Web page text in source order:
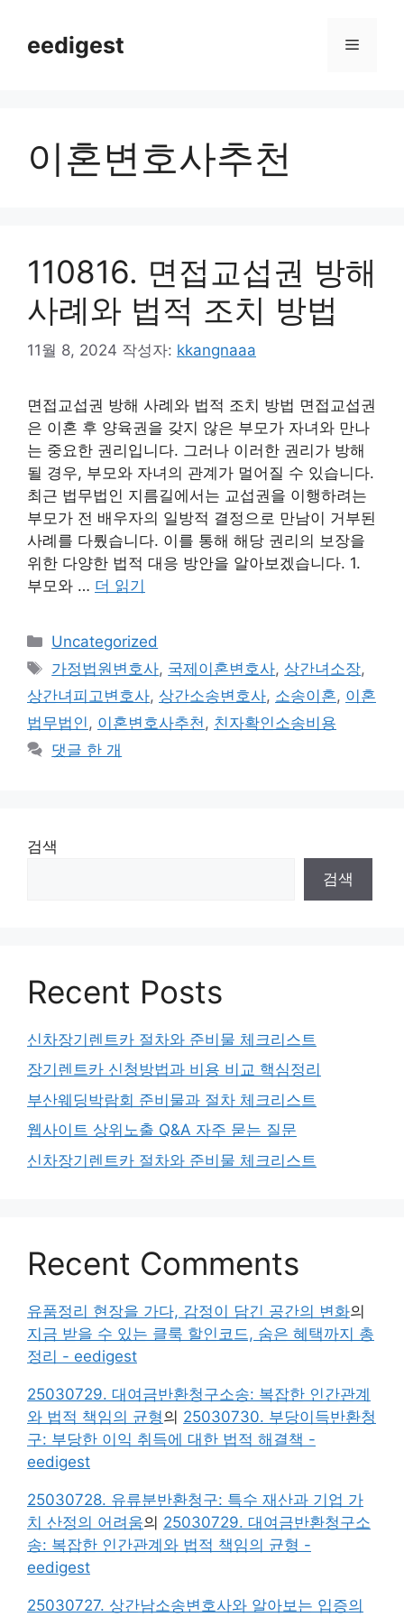
eedigest 메
이혼변호사추천
110816. 면접교섭권 방해
사례와 법적 조치 방법
11월 8, 2024 작성자: kkangnaaa
면접교섭권 방해 사례와 법적 조치 방법 면접교섭권
은 이혼 후 양육권을 갖지 않은 부모가 자녀와 만나
는 중요한 권리입니다. 그러나 이러한 권리가 방해
될 경우, 부모와 자녀의 관계가 멀어질 수 있습니다.
최근 법무법인 지름길에서는 교섭권을 이행하려는
부모가 전 배우자의 일방적 결정으로 만남이 거부된
사례를 다뤘습니다. 이를 통해 해당 권리의 보장을
위한 다양한 법적 대응 방안을 알아보겠습니다. 1.
부모와 … 더 읽기
카
테
고
리
Uncategorized
태
그
가정법원변호사, 국제이혼변호사, 상간녀소장,
상간녀피고변호사, 상간소송변호사, 소송이혼, 이혼
법무법인 , 이혼변호사추천 , 친자확인소송비용
댓글 한 개
검색
검색
Recent Posts
신차장기렌트카 절차와 준비물 체크리스트
장기렌트카 신청방법과 비용 비교 핵심정리
부산웨딩박람회 준비물과 절차 체크리스트
웹사이트 상위노출 Q&A 자주 묻는 질문
신차장기렌트카 절차와 준비물 체크리스트
Recent Comments
유품정리 현장을 가다, 감정이 담긴 공간의 변화의
지금 받을 수 있는 클룩 할인코드, 숨은 혜택까지 총
정리 - eedigest
25030729. 대여금반환청구소송: 복잡한 인간관계
와 법적 책임의 균형의 25030730. 부당이득반환청
구: 부당한 이익 취득에 대한 법적 해결책 -
eedigest
25030728. 유류분반환청구: 특수 재산과 기업 가
치 산정의 어려움의 25030729. 대여금반환청구소
송: 복잡한 인간관계와 법적 책임의 균형 -
eedigest
25030727. 상간남소송변호사와 알아보는 입증의